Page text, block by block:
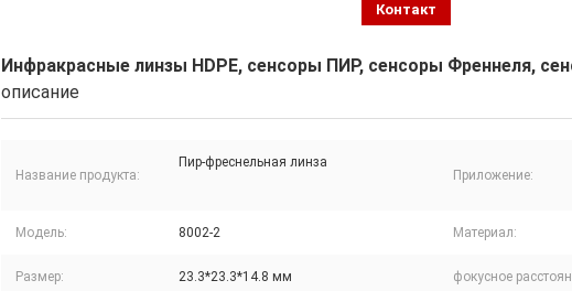
Контакт
Инфракрасные линзы HDPE, сенсоры ПИР, сенсоры Френнеля,
описание
Название продукта:
Пир-фреснельная линза
Приложение:
Модель: 8002-2 Материал:
Размер: 23.3*23.3*14.8 мм фокусное